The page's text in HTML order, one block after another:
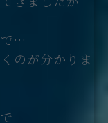
で…
のが分かりま